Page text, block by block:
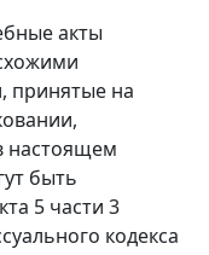
акты
принятые на
настоящем
быть
5 части 3
кодекса